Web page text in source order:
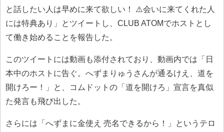
と話したい人は早めに来て欲しい！ ⚠️会いに来てくれた人
には特典あり」とツイートし、CLUB ATOMでホストとし
て働き始めることを報告した。
このツイートには動画も添付されており、動画内では「日
本中のホストに告ぐ。へずまりゅうさんが通るけえ、道を
開けろー！」と、コムドットの「道を開けろ」宣言を真似
た発言も飛び出した。
さらには「へずまに金使え 売名できるから！」というテロ